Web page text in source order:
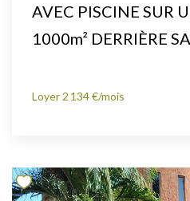
AVEC PISCINE SUR
1000m² DERRIÈRE
Loyer 2 134 €/mois